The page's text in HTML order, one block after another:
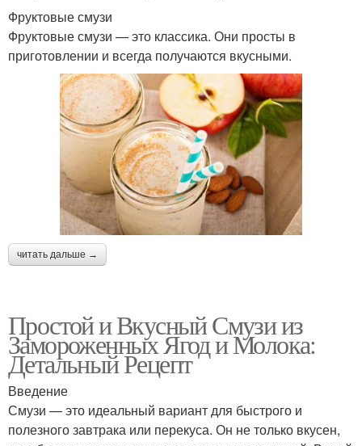
Фруктовые смузи
Фруктовые смузи — это классика. Они просты в
приготовлении и всегда получаются вкусными.
читать дальше →
Простой и Вкусный Смузи из
Замороженных Ягод и Молока:
Детальный Рецепт
Введение
Смузи — это идеальный вариант для быстрого и
полезного завтрака или перекуса. Он не только вкусен,